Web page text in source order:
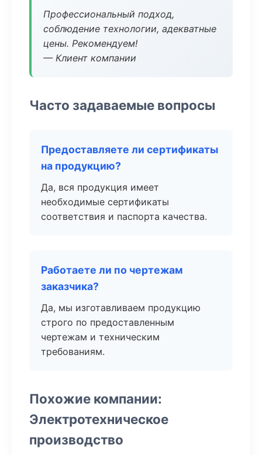
Профессиональный подход,
соблюдение технологии, адекватные
цены. Рекомендуем!
— Клиент компании
Часто задаваемые вопросы
Предоставляете ли сертификаты
на продукцию?
Да, вся продукция имеет
необходимые сертификаты
соответствия и паспорта качества.
Работаете ли по чертежам
заказчика?
Да, мы изготавливаем продукцию
строго по предоставленным
чертежам и техническим
требованиям.
Похожие компании:
Электротехническое
производство